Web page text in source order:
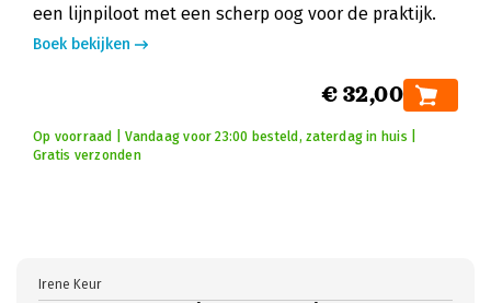
een lijnpiloot met een scherp oog voor de praktijk.
Boek bekijken
€ 32,00
Op voorraad | Vandaag voor 23:00 besteld, zaterdag in huis |
Gratis verzonden
Irene Keur